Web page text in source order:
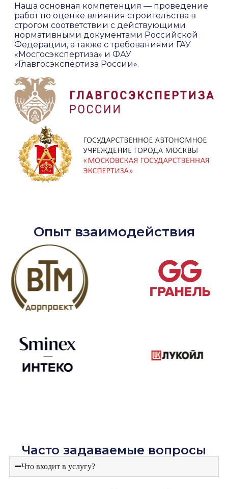
Наша основная компетенция — проведение
работ по оценке влияния строительства в
строгом соответствии с действующими
нормативными документами Российской
Федерации, а также с требованиями ГАУ
«Мосгосэкспертиза» и ФАУ
«Главгосэкспертиза России».
Опыт взаимодействия
Часто задаваемые вопросы
Что входит в услугу?